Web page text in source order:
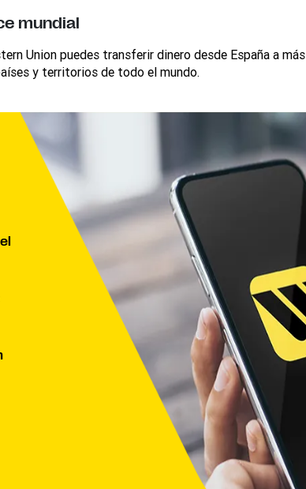
mundial
Union puedes transferir dinero desde España a más
y territorios de todo el mundo.